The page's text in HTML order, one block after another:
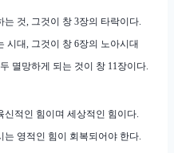
것, 그것이 창 3장의 타락이다.
시대, 그것이 창 6장의 노아시대
멸망하게 되는 것이 창 11장이다.
적인 힘이며 세상적인 힘이다.
영적인 힘이 회복되어야 한다.